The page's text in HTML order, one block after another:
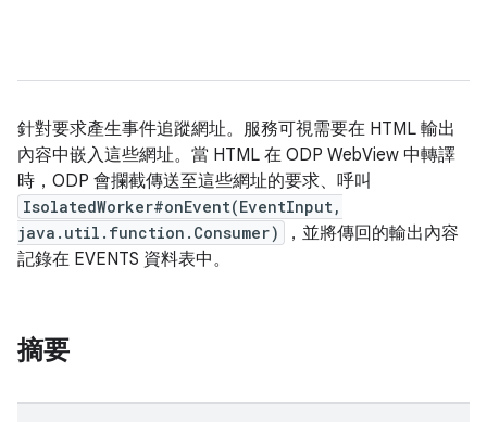
針對要求產生事件追蹤網址。服務可視需要在 HTML 輸出
內容中嵌入這些網址。當 HTML 在 ODP WebView 中轉譯
時，ODP 會攔截傳送至這些網址的要求、呼叫
IsolatedWorker#onEvent(EventInput,
java.util.function.Consumer)
，並將傳回的輸出內容
記錄在 EVENTS 資料表中。
摘要